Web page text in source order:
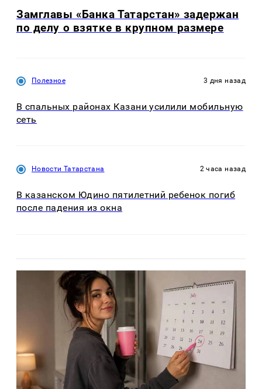
Замглавы «Банка Татарстан» задержан
по делу о взятке в крупном размере
Полезное 3 дня назад
В спальных районах Казани усилили мобильную
сеть
Новости Татарстана 2 часа назад
В казанском Юдино пятилетний ребенок погиб
после падения из окна